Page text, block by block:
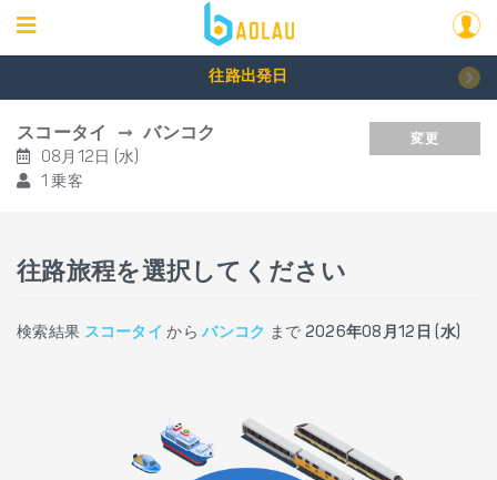
往路出発日
スコータイ バンコク
08月12日 (水)
1 乗客
変更
往路旅程を選択してください
検索結果 スコータイ からバンコク まで 2026年08月12日 (水)